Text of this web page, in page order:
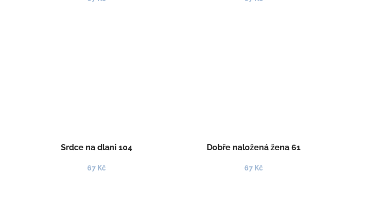
Srdce na dlani 104
67 Kč
Dobře naložená žena 61
67 Kč